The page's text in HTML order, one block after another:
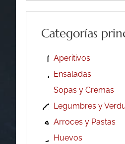
Categorías
Aperitivos
Ensaladas
Sopas y Cremas
Legumbres y
Arroces y Pastas
Huevos